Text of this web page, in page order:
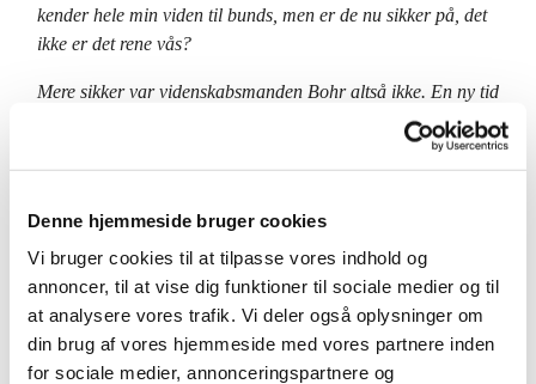
Denne hjemmeside bruger cookies
Vi bruger cookies til at tilpasse vores indhold og
annoncer, til at vise dig funktioner til sociale medier og til
at analysere vores trafik. Vi deler også oplysninger om
din brug af vores hjemmeside med vores partnere inden
for sociale medier, annonceringspartnere og
kender hele min viden til bunds, men er de nu sikker på, det
ikke er det rene vås?
Mere sikker var videnskabsmanden Bohr altså ikke. En ny tid
kunne få en ny viden, som forkastede, hvad han vidste.
er også den, der har en viden, der bør fastholde en
usikkerhed.
Tro kan også være trofasthed
. Ikke at have tro, men at
være tro. Og hvad troskab angik, så var det ord, der også
sved lidt hos disciplene: